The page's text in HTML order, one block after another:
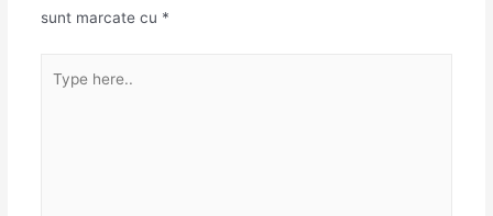
sunt marcate cu *
here..